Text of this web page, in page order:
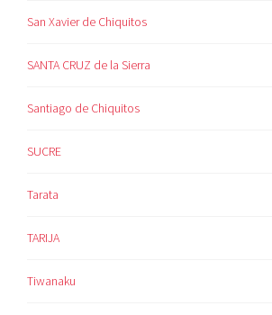
San Xavier de Chiquitos
SANTA CRUZ de la Sierra
Santiago de Chiquitos
SUCRE
Tarata
TARIJA
Tiwanaku